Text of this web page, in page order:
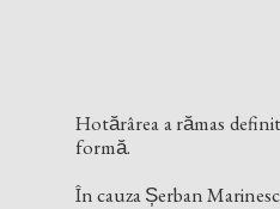
Hotărârea a rămas
formă.
În cauza Șerban